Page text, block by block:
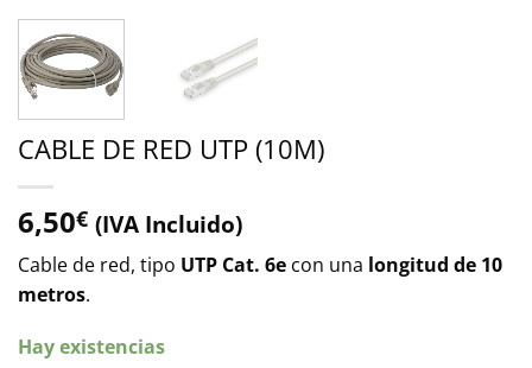
CABLE DE RED UTP (10M)
6,50€ (IVA Incluido)
Cable de red, tipo UTP Cat. 6e con una longitud de 10
metros.
Hay existencias